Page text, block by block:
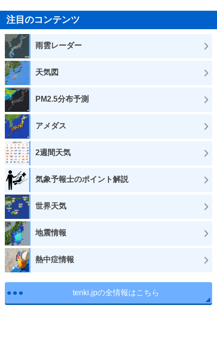
注目のコンテンツ
雨雲レーダー
天気図
PM2.5分布予測
アメダス
2週間天気
気象予報士のポイント解説
世界天気
地震情報
熱中症情報
tenki.jpの全情報はこちら